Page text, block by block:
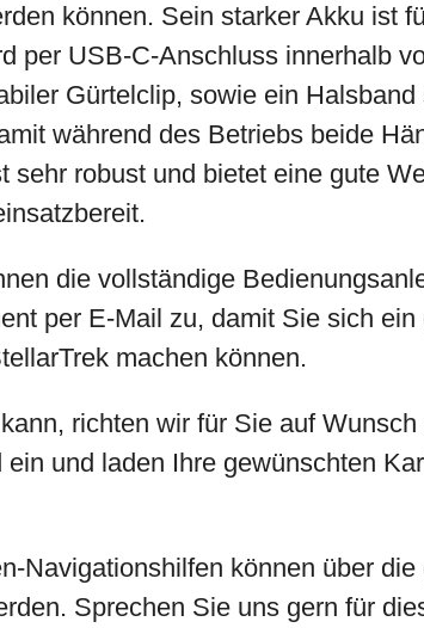
können. Sein starker Akku ist
per USB-C-Anschluss innerhalb
Gürtelclip, sowie ein Halsband
während des Betriebs beide
sehr robust und bietet eine gute
die vollständige
per E-Mail zu, damit Sie sich
machen können.
richten wir für Sie auf
und laden Ihre gewünschten
Navigationshilfen können über die
Sprechen Sie uns gern für